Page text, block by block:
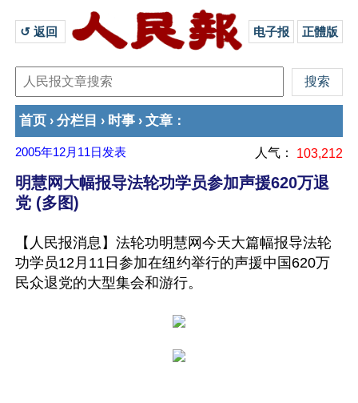
↺ 返回 电子报 正體版
首页 › 分栏目 › 时事 › 文章 ：
2005年12月11日 发表 人气： 103,212
明慧网大幅报导法轮功学员参加声援620万退
党 (多图)
【人民报消息】法轮功明慧网今天大篇幅报导法轮
功学员12月11日参加在纽约举行的声援中国620万
民众退党的大型集会和游行。